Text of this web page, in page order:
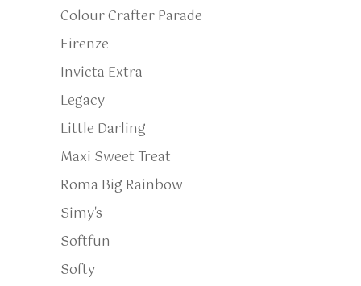
Colour Crafter Parade
Firenze
Invicta Extra
Legacy
Little Darling
Maxi Sweet Treat
Roma Big Rainbow
Simy's
Softfun
Softy